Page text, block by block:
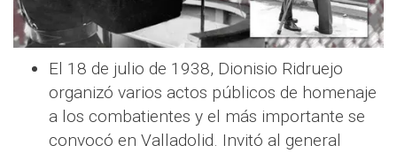
El 18 de julio de 1938, Dionisio Ridruejo
organizó varios actos públicos de homenaje
a los combatientes y el más importante se
convocó en Valladolid. Invitó al general